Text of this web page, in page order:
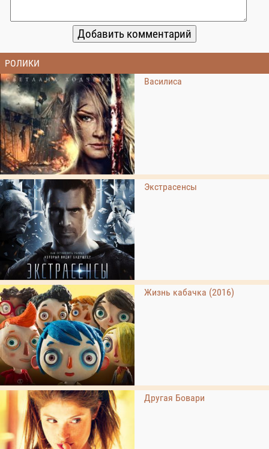
РОЛИКИ
Василиса
Экстрасенсы
Жизнь кабачка (2016)
Другая Бовари